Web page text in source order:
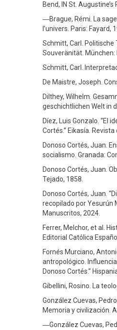
Bend, IN St. Augustine’s
―Brague, Rémi. La
l’univers. Paris: Fayard,
Schmitt, Carl. Politische
Souveränität. München:
Schmitt, Carl.
De Maistre, Joseph.
Dilthey, Wilhelm.
geschichtlichen Welt in
Díez, Luis Gonzalo. “El
Cortés.” Eikasía.
Donoso Cortés, Juan.
socialismo. Granada:
Donoso Cortés, Juan.
Tejado, 1858.
Donoso Cortés, Juan.
recopilado por Yesurún
Manuscritos, 2024.
Ferrer, Melchor, et al.
Editorial Católica
Fornés Murciano,
antropológico.
Donoso Cortés.”
Gibellini, Rosino. La
González Cuevas,
Memoria y civilización.
―González Cuevas,